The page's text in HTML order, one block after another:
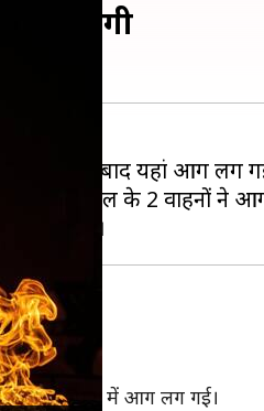
आग लगी
इसके बाद यहां आग लग
दमकल के 2 वाहनों ने आग
के बाद घर में आग लग गई।